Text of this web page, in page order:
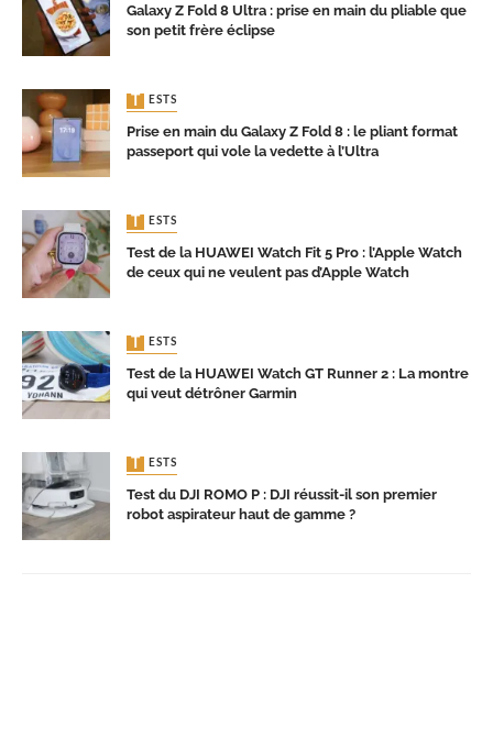
Galaxy Z Fold 8 Ultra : prise en main du pliable que
son petit frère éclipse
TESTS
Prise en main du Galaxy Z Fold 8 : le pliant format
passeport qui vole la vedette à l’Ultra
TESTS
Test de la HUAWEI Watch Fit 5 Pro : l’Apple Watch
de ceux qui ne veulent pas d’Apple Watch
TESTS
Test de la HUAWEI Watch GT Runner 2 : La montre
qui veut détrôner Garmin
TESTS
Test du DJI ROMO P : DJI réussit-il son premier
robot aspirateur haut de gamme ?